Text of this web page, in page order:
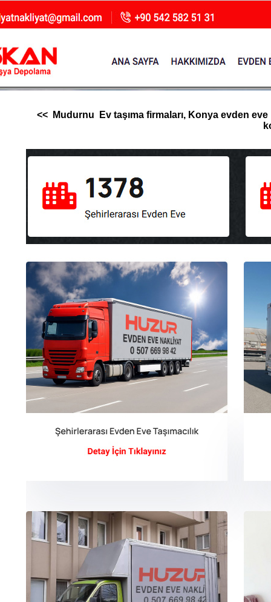
<< Mudurnu Ev taşıma firmaları, Konya evden